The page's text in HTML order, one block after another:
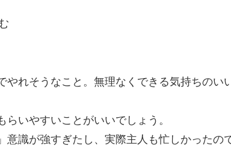
やれそうなこと。無理なくできる気持ちのい
らいやすいことがいいでしょう。
意識が強すぎたし、実際主人も忙しかったの